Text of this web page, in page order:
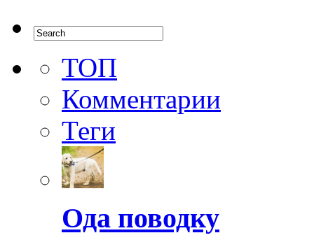
ТОП
Комментарии
Теги
Ода поводку